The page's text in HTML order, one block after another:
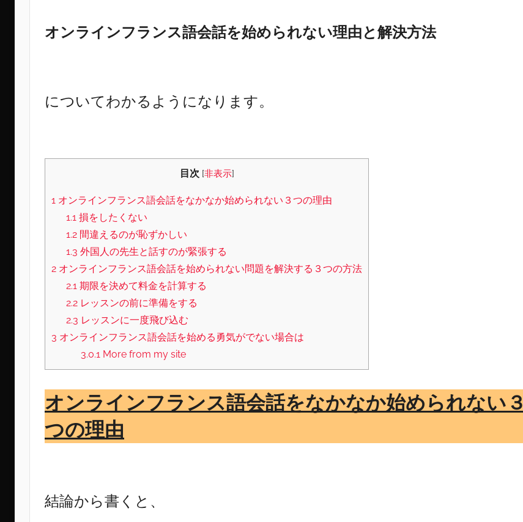
オンラインフランス語会話を始められない理由と解決方法
についてわかるようになります。
目次 [非表示]
1 オンラインフランス語会話をなかなか始められない３つの理由
1.1 損をしたくない
1.2 間違えるのが恥ずかしい
1.3 外国人の先生と話すのが緊張する
2 オンラインフランス語会話を始められない問題を解決する３つの方法
2.1 期限を決めて料金を計算する
2.2 レッスンの前に準備をする
2.3 レッスンに一度飛び込む
3 オンラインフランス語会話を始める勇気がでない場合は
3.0.1 More from my site
オンラインフランス語会話をなかなか始められない３
つの理由
結論から書くと、